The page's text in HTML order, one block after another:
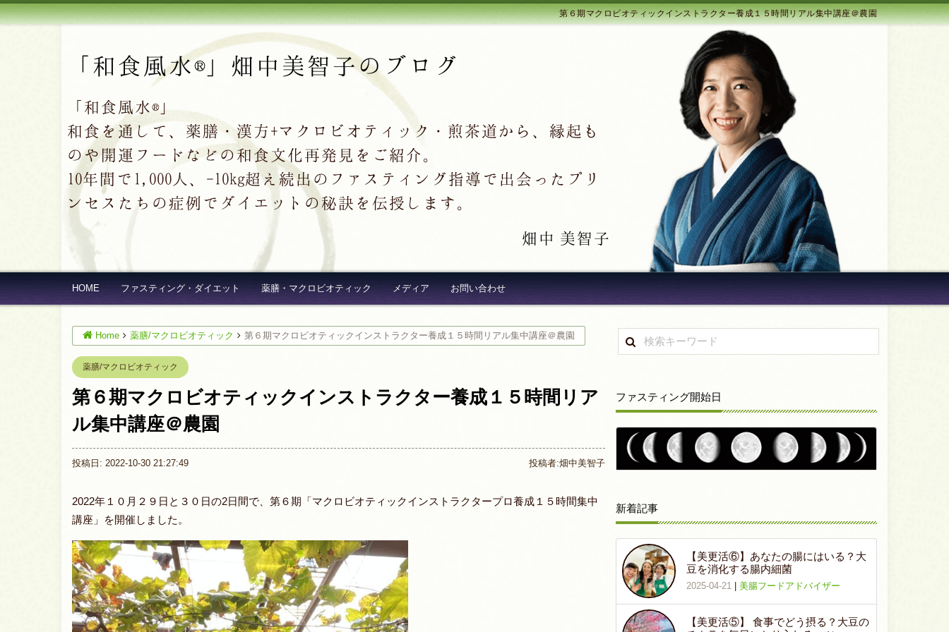
第６期マクロビオティックインストラクター養成１５時間リアル集中講座＠農園
「和食風水®」畑中美智子のブログ
「和食風水®」
和食を通して、薬膳・漢方+マクロビオティック・煎茶道から、縁起も
のや開運フードなどの和食文化再発見をご紹介。
10年間で1,000人、-10kg超え続出のファスティング指導で出会ったプリ
ンセスたちの症例でダイエットの秘訣を伝授します。
畑中 美智子
HOME ファスティング・ダイエット 薬膳・マクロビオティック メディア お問い合わせ
Home 薬膳/マクロビオティック 第６期マクロビオティックインストラクター養成１５時間リアル集中講座＠農園
薬膳/マクロビオティック
第６期マクロビオティックインストラクター養成１５時間リア
ル集中講座＠農園
投稿日: 2022-10-30 21:27:49 投稿者:畑中美智子
2022年１０月２９日と３０日の2日間で、第６期「マクロビオティックインストラクタープロ養成１５時間集中
講座」を開催しました。
ファスティング開始日
新着記事
【美更活⑥】あなたの腸にはいる？大
豆を消化する腸内細菌
2025-04-21 |美腸フードアドバイザー
【美更活⑤】 食事でどう摂る？大豆の